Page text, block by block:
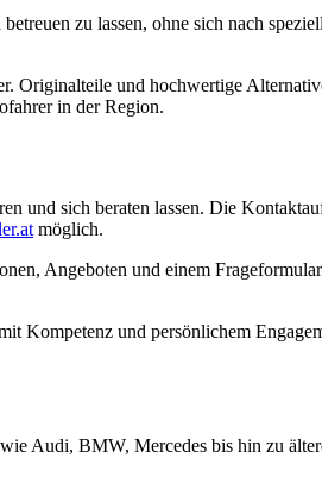
zu lassen, ohne sich nach
und hochwertige
in der Region.
und sich beraten lassen. Die
möglich.
Angeboten und einem
Kompetenz und persönlichem
Audi, BMW, Mercedes bis hin zu